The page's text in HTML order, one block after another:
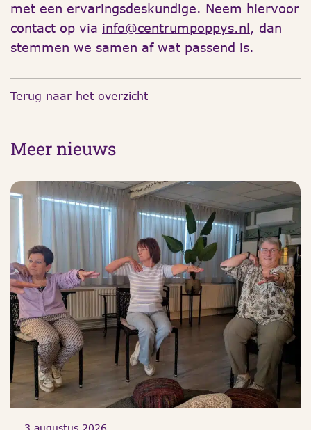
met een ervaringsdeskundige. Neem hiervoor
contact op via info@centrumpoppys.nl, dan
stemmen we samen af wat passend is.
Terug naar het overzicht
Meer nieuws
3 augustus 2026